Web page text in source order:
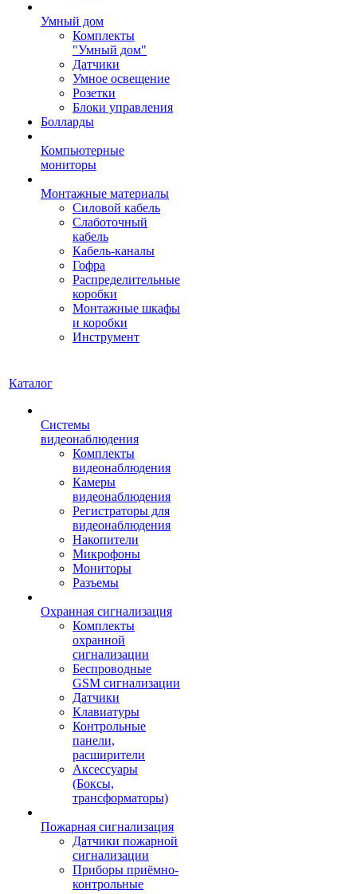
Умный дом
Комплекты
"Умный дом"
Датчики
Умное освещение
Розетки
Блоки управления
Болларды
Компьютерные
мониторы
Монтажные материалы
Силовой кабель
Слаботочный
кабель
Кабель-каналы
Гофра
Распределительные
коробки
Монтажные шкафы
и коробки
Инструмент
Каталог
Системы
видеонаблюдения
Комплекты
видеонаблюдения
Камеры
видеонаблюдения
Регистраторы для
видеонаблюдения
Накопители
Микрофоны
Мониторы
Разъемы
Охранная сигнализация
Комплекты
охранной
сигнализации
Беспроводные
GSM сигнализации
Датчики
Клавиатуры
Контрольные
панели,
расширители
Аксессуары
(Боксы,
трансформаторы)
Пожарная сигнализация
Датчики пожарной
сигнализации
Приборы приёмно-
контрольные